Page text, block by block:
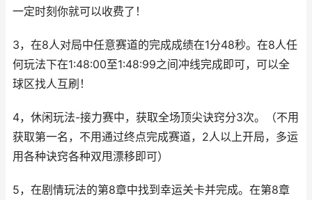
一定时刻你就可以收费了！
3，在8人对局中任意赛道的完成成绩在1分48秒。在8人任
何玩法下在1:48:00至1:48:99之间冲线完成即可，可以全
球区找人互刷！
4，休闲玩法-接力赛中，获取全场顶尖诀窍分3次。（不用
获取第一名，不用通过终点完成赛道，2人以上开局，多运
用各种诀窍各种双甩漂移即可）
5，在剧情玩法的第8章中找到幸运关卡并完成。在第8章